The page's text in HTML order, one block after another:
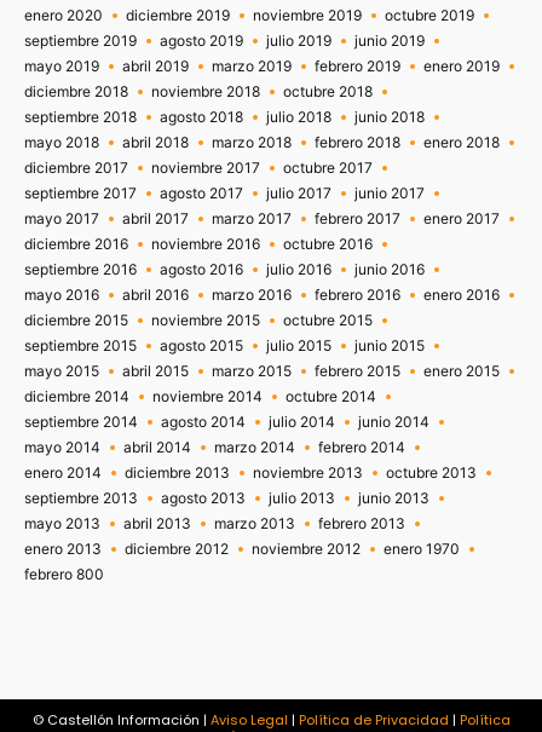
enero 2020
diciembre 2019 noviembre 2019
octubre 2019
septiembre 2019
agosto 2019 julio 2019
junio 2019
mayo 2019
abril 2019 marzo 2019 febrero 2019
enero 2019
diciembre 2018
noviembre 2018
octubre 2018
septiembre 2018
agosto 2018 julio 2018
junio 2018
mayo 2018
abril 2018 marzo 2018 febrero 2018
enero 2018
diciembre 2017
noviembre 2017
octubre 2017
septiembre 2017
agosto 2017 julio 2017
junio 2017
mayo 2017
abril 2017 marzo 2017 febrero 2017
enero 2017
diciembre 2016
noviembre 2016
octubre 2016
septiembre 2016
agosto 2016 julio 2016
junio 2016
mayo 2016
abril 2016 marzo 2016 febrero 2016
enero 2016
diciembre 2015
noviembre 2015
octubre 2015
septiembre 2015
agosto 2015 julio 2015
junio 2015
mayo 2015
abril 2015 marzo 2015 febrero 2015
enero 2015
diciembre 2014
noviembre 2014
octubre 2014
septiembre 2014
agosto 2014 julio 2014
junio 2014
mayo 2014
abril 2014 marzo 2014
febrero 2014
enero 2014
diciembre 2013 noviembre 2013
octubre 2013
septiembre 2013
agosto 2013 julio 2013
junio 2013
mayo 2013
abril 2013 marzo 2013
febrero 2013
enero 2013
diciembre 2012 noviembre 2012
enero 1970
febrero 800
© Castellón Información | Aviso Legal | Política de Privacidad | Política